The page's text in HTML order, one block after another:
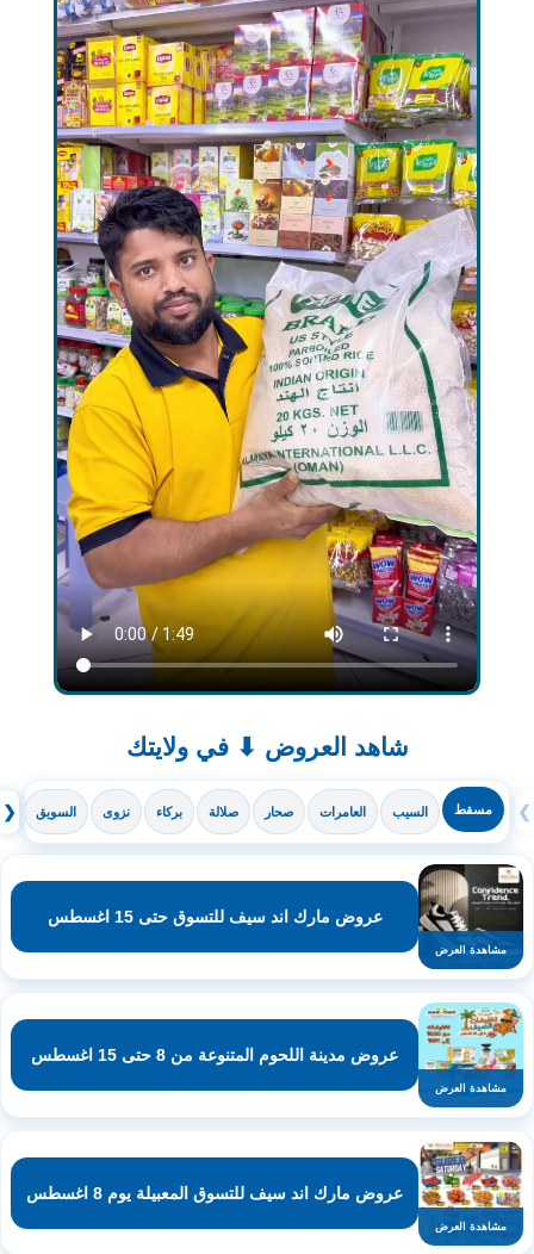
شاهد العروض ⬇ في ولايتك
❮ مسقط السيب العامرات صحار صلالة بركاء نزوى السويق ❯
مشاهدة العرض
عروض مارك اند سيف للتسوق حتى 15 اغسطس
مشاهدة العرض
عروض مدينة اللحوم المتنوعة من 8 حتى 15 اغسطس
مشاهدة العرض
عروض مارك اند سيف للتسوق المعبيلة يوم 8 اغسطس